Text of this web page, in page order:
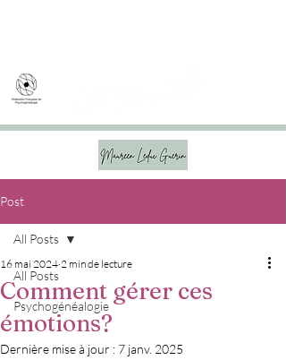
Post
All Posts
Psychogénéalogie
All Posts
Comment gérer ces
émotions?
16 mai 2024 2 min de lecture
Dernière mise à jour : 7 janv. 2025